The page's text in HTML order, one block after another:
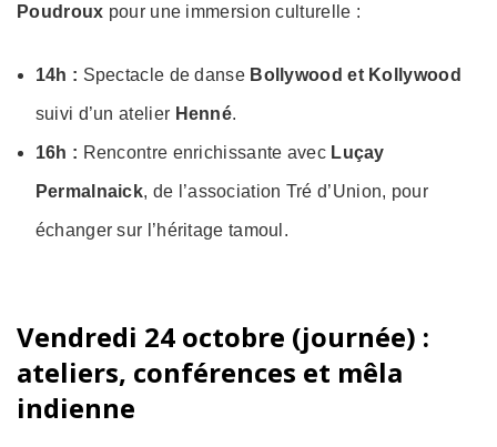
Poudroux pour une immersion culturelle :
14h : Spectacle de danse Bollywood et Kollywood
suivi d’un atelier Henné.
16h : Rencontre enrichissante avec Luçay
Permalnaick, de l’association Tré d’Union, pour
échanger sur l’héritage tamoul.
Vendredi 24 octobre (journée) :
ateliers, conférences et mêla
indienne